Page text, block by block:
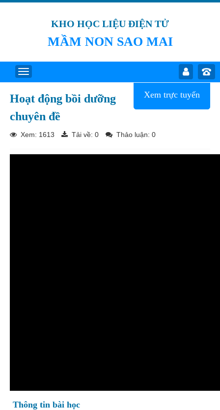
KHO HỌC LIỆU ĐIỆN TỬ
MẦM NON SAO MAI
Xem trực tuyến
Hoạt động bồi dưỡng
chuyên đề
Xem: 1613 Tải về: 0 Thảo luận: 0
Thông tin bài học